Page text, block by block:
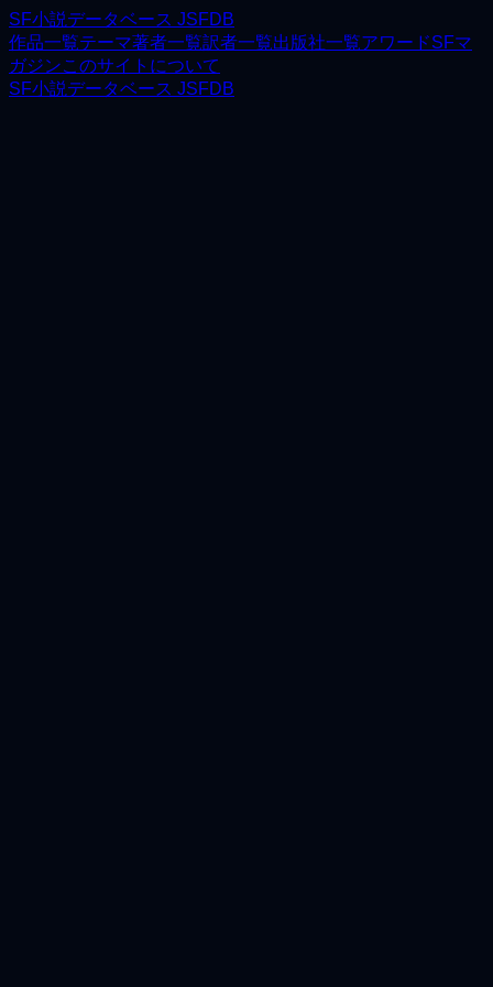
SF小説データベース JSFDB
作品一覧テーマ著者一覧訳者一覧出版社一覧アワードSFマ
ガジンこのサイトについて
SF小説データベース JSFDB